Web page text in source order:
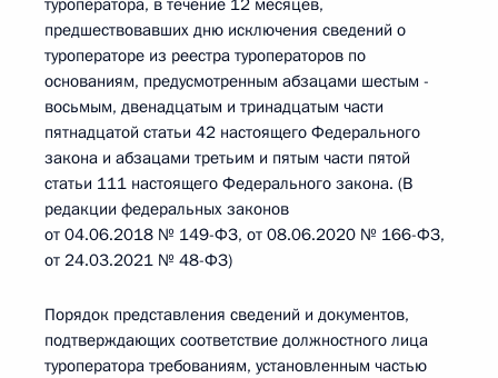
туроператора, в течение 12 месяцев,
предшествовавших дню исключения сведений о
туроператоре из реестра туроператоров по
основаниям, предусмотренным абзацами шестым -
восьмым, двенадцатым и тринадцатым части
пятнадцатой статьи 42 настоящего Федерального
закона и абзацами третьим и пятым части пятой
статьи 111 настоящего Федерального закона. (В
редакции федеральных законов
от 04.06.2018 № 149-ФЗ, от 08.06.2020 № 166-ФЗ,
от 24.03.2021 № 48-ФЗ)
Порядок представления сведений и документов,
подтверждающих соответствие должностного лица
туроператора требованиям, установленным частью